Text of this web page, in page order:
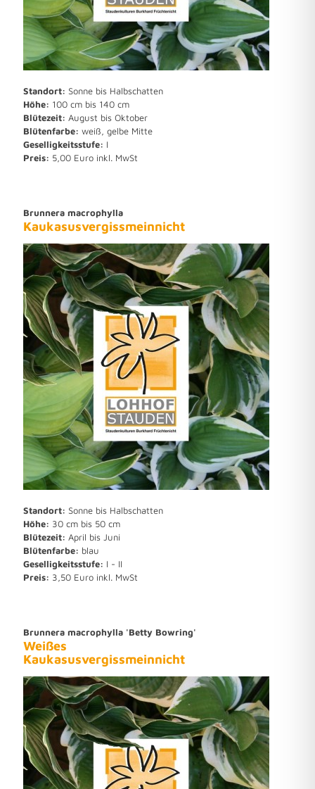
Standort: Sonne bis Halbschatten
Höhe: 100 cm bis 140 cm
Blütezeit: August bis Oktober
Blütenfarbe: weiß, gelbe Mitte
Geselligkeitsstufe: I
Preis: 5,00 Euro inkl. MwSt
Brunnera macrophylla
Kaukasusvergissmeinnicht
Standort: Sonne bis Halbschatten
Höhe: 30 cm bis 50 cm
Blütezeit: April bis Juni
Blütenfarbe: blau
Geselligkeitsstufe: I - II
Preis: 3,50 Euro inkl. MwSt
Brunnera macrophylla 'Betty Bowring'
Weißes
Kaukasusvergissmeinnicht